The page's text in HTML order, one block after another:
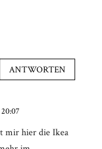
ANTWORTEN
mir hier die Ikea